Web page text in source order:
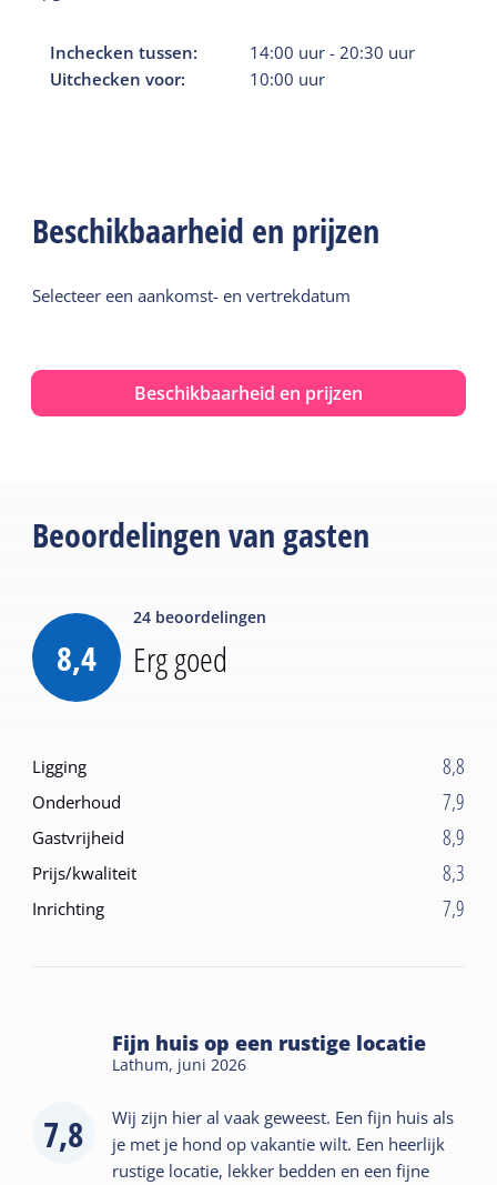
Inchecken tussen: 14:00 uur - 20:30 uur
Uitchecken voor:
10:00 uur
Beschikbaarheid en prijzen
Selecteer een aankomst- en vertrekdatum
Beschikbaarheid en prijzen
Beoordelingen van gasten
8,4
24 beoordelingen
Erg goed
Ligging 8,8
Onderhoud 7,9
Gastvrijheid 8,9
Prijs/kwaliteit 8,3
Inrichting 7,9
7,8
Fijn huis op een rustige locatie
Lathum, juni 2026
Wij zijn hier al vaak geweest. Een fijn huis als
je met je hond op vakantie wilt. Een heerlijk
rustige locatie, lekker bedden en een fijne